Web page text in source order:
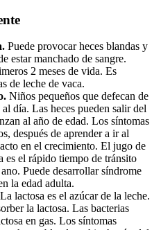
Puede provocar heces blandas y
estar manchado de sangre.
2 meses de vida. Es
de leche de vaca.
Niños pequeños que defecan de
día. Las heces pueden salir del
al año de edad. Los síntomas
después de aprender a ir al
en el crecimiento. El jugo de
es el rápido tiempo de tránsito
Puede desarrollar síndrome
la edad adulta.
La lactosa es el azúcar de la leche.
la lactosa. Las bacterias
en gas. Los síntomas